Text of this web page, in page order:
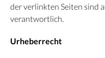
der verlinkten Seiten sind
verantwortlich.
Urheberrecht